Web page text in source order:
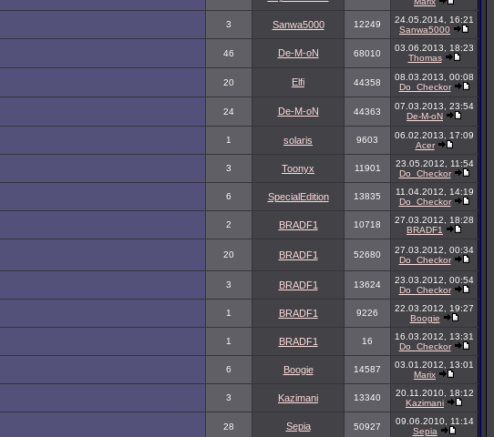
3 Sanwa5000 12249
24.05.2014, 16:21
Sanwa5000
46 De-M-oN 68010
03.06.2013, 18:23
Thomas
20 Elfi 44358
08.03.2013, 00:08
Do_Checkor
24 De-M-oN 44363
07.03.2013, 23:54
De-M-oN
1 solaris 9603
06.02.2013, 17:09
Acer
3 Toonyx 11901
23.05.2012, 11:54
Do_Checkor
6 SpecialEdition 13835
11.04.2012, 14:19
Do_Checkor
2 BRADF1 10718
27.03.2012, 18:28
BRADF1
20 BRADF1 52680
27.03.2012, 00:34
Do_Checkor
3 BRADF1 13624
23.03.2012, 00:54
Do_Checkor
1 BRADF1 9226
22.03.2012, 19:27
Boogie
1 BRADF1 16
16.03.2012, 13:31
Do_Checkor
6 Boogie 14587
03.01.2012, 13:01
Marix
3 Kazimani 13340
20.11.2010, 18:12
Kazimani
28 Sepia 50927
09.06.2010, 11:14
Sepia